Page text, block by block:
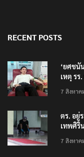
RECENT POSTS
‘ยศชนั
เหตุ ร
7 สิงหาค
ตร. อยู่
เทพศิริ
7 สิงหาค